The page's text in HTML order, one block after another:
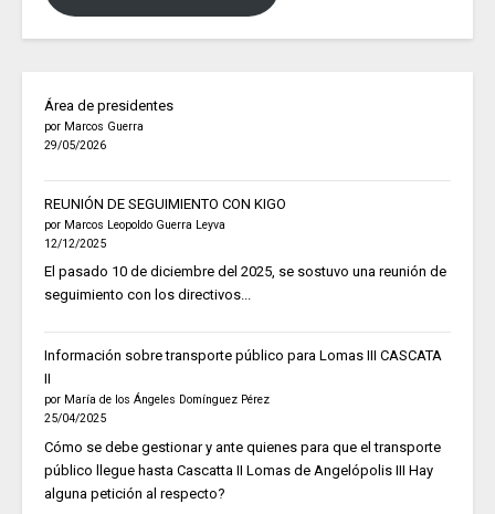
Área de presidentes
por Marcos Guerra
29/05/2026
REUNIÓN DE SEGUIMIENTO CON KIGO
por Marcos Leopoldo Guerra Leyva
12/12/2025
El pasado 10 de diciembre del 2025, se sostuvo una reunión de
seguimiento con los directivos...
Información sobre transporte público para Lomas III CASCATA
II
por María de los Ángeles Domínguez Pérez
25/04/2025
Cómo se debe gestionar y ante quienes para que el transporte
público llegue hasta Cascatta II Lomas de Angelópolis III Hay
alguna petición al respecto?